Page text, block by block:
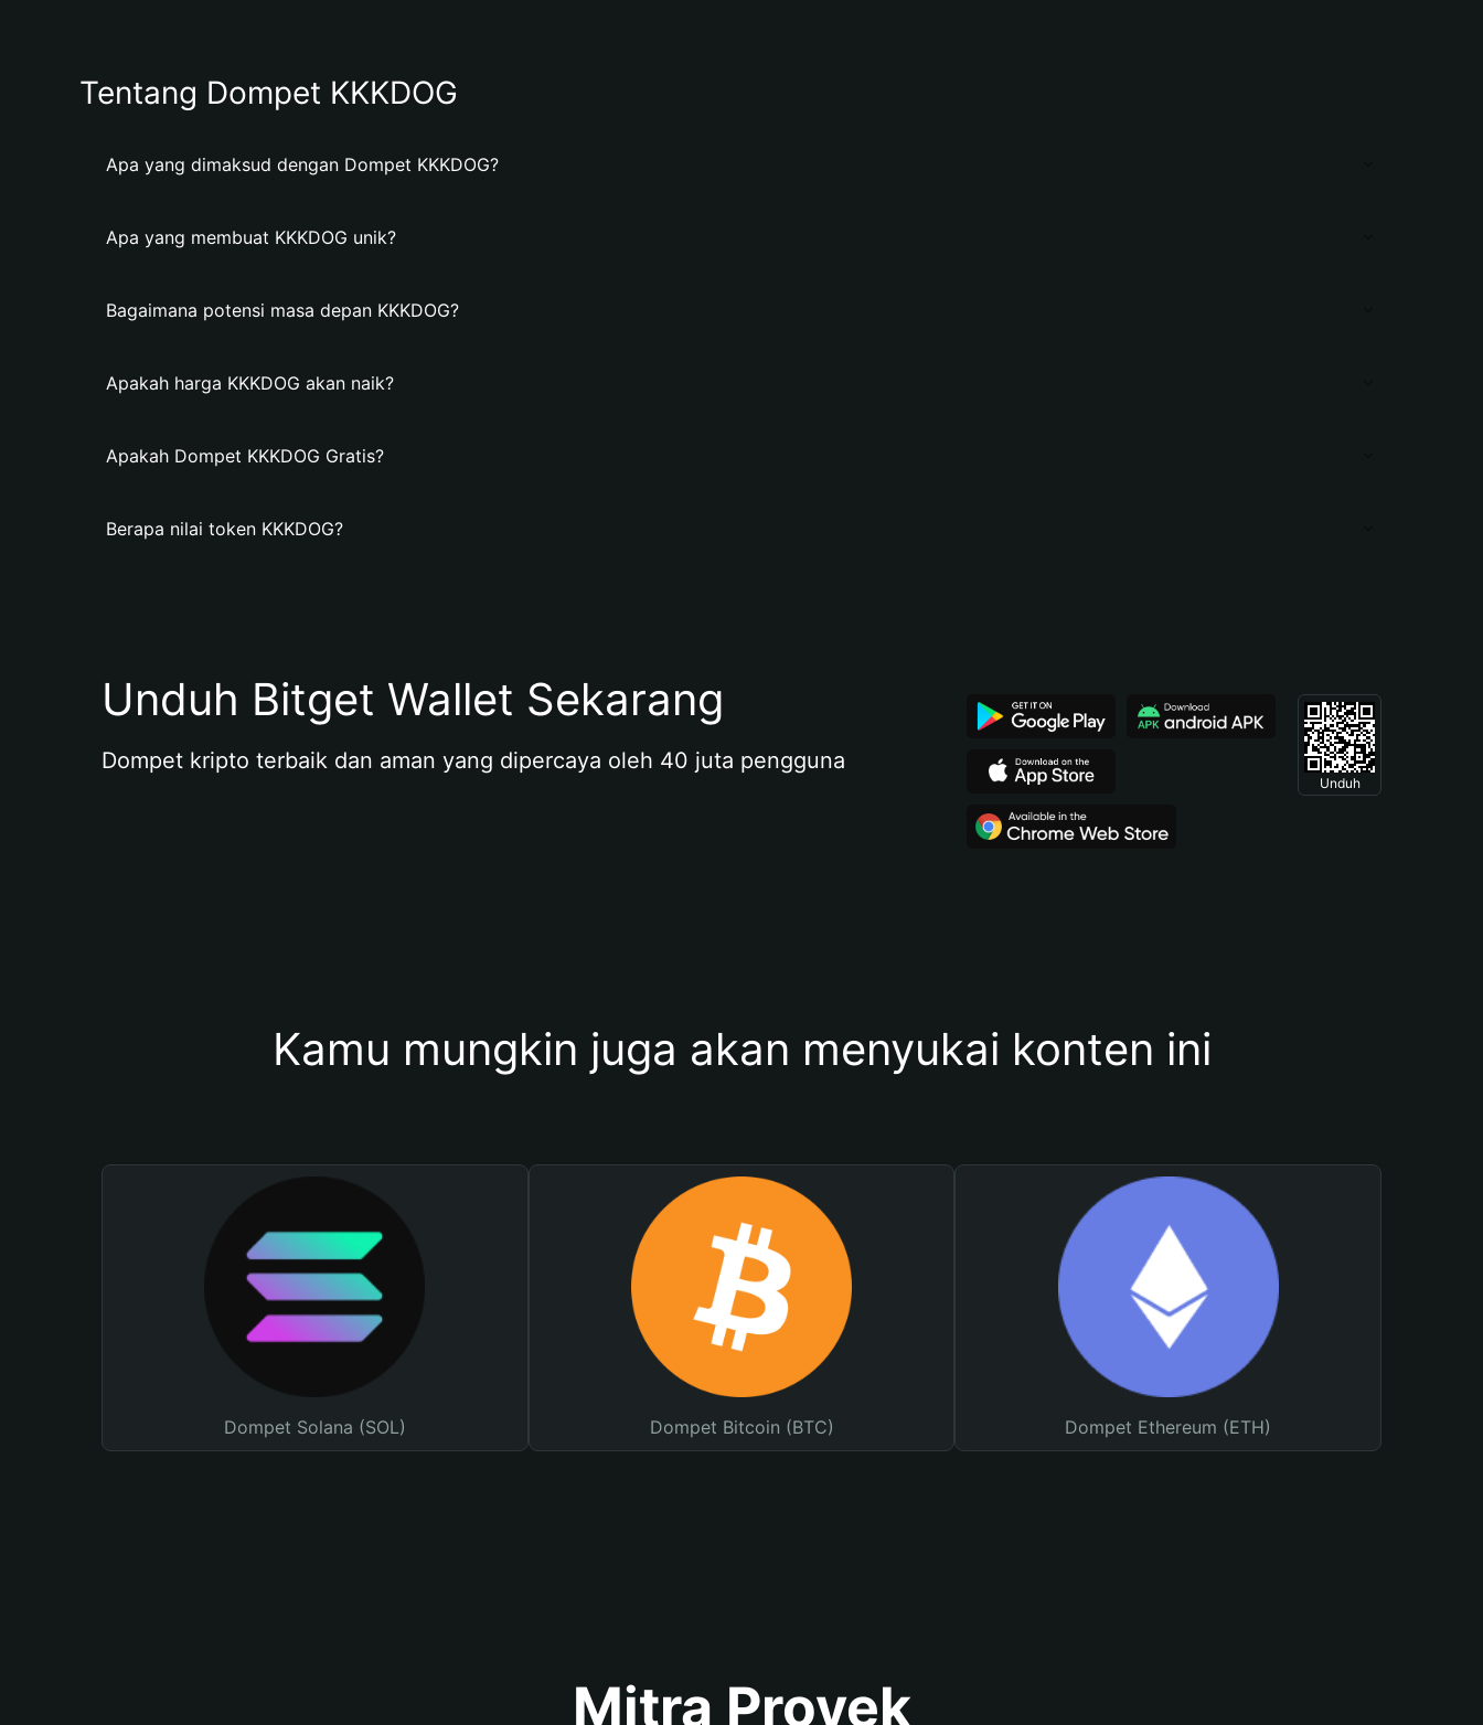
Tentang Dompet KKKDOG
Apa yang dimaksud dengan Dompet KKKDOG?
Apa yang membuat KKKDOG unik?
Bagaimana potensi masa depan KKKDOG?
Apakah harga KKKDOG akan naik?
Apakah Dompet KKKDOG Gratis?
Berapa nilai token KKKDOG?
Unduh Bitget Wallet Sekarang
Dompet kripto terbaik dan aman yang dipercaya oleh 40 juta pengguna
Unduh
Kamu mungkin juga akan menyukai konten ini
Dompet Solana (SOL) Dompet Bitcoin (BTC) Dompet Ethereum (ETH)
Mitra Proyek